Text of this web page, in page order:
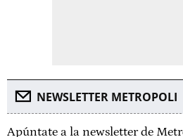
NEWSLETTER METROPOLI
Apúntate a la newsletter de